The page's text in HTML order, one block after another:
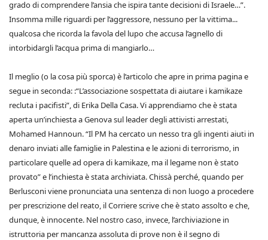
grado di comprendere l’ansia che ispira tante decisioni di Israele…”.
Insomma mille riguardi per l’aggressore, nessuno per la vittima...
qualcosa che ricorda la favola del lupo che accusa l’agnello di
intorbidargli l’acqua prima di mangiarlo…
Il meglio (o la cosa più sporca) è l’articolo che apre in prima pagina e
segue in seconda: :“L’associazione sospettata di aiutare i kamikaze
recluta i pacifisti”, di Erika Della Casa. Vi apprendiamo che è stata
aperta un’inchiesta a Genova sul leader degli attivisti arrestati,
Mohamed Hannoun. “Il PM ha cercato un nesso tra gli ingenti aiuti in
denaro inviati alle famiglie in Palestina e le azioni di terrorismo, in
particolare quelle ad opera di kamikaze, ma il legame non è stato
provato” e l’inchiesta è stata archiviata. Chissà perché, quando per
Berlusconi viene pronunciata una sentenza di non luogo a procedere
per prescrizione del reato, il Corriere scrive che è stato assolto e che,
dunque, è innocente. Nel nostro caso, invece, l’archiviazione in
istruttoria per mancanza assoluta di prove non è il segno di